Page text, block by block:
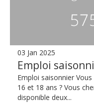
03 Jan 2025
Emploi
Emploi saisonnier
16 et 18 ans ? Vous
disponible deux...